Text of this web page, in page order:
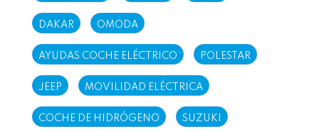
DAKAR OMODA
AYUDAS COCHE ELÉCTRICO POLESTAR
JEEP MOVILIDAD ELÉCTRICA
COCHE DE HIDRÓGENO SUZUKI